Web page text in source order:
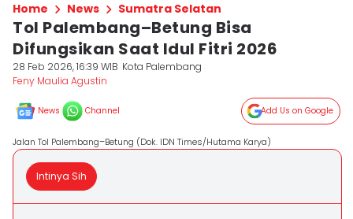
Home News Sumatra Selatan
Tol Palembang–Betung Bisa
Difungsikan Saat Idul Fitri 2026
28 Feb 2026, 16:39 WIB Kota Palembang
Feny Maulia Agustin
News Channel Add Us on Google
Jalan Tol Palembang–Betung (Dok. IDN Times/Hutama Karya)
Intinya Sih